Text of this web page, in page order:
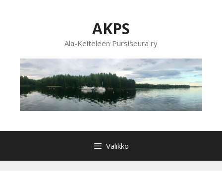
AKPS
Ala-Keiteleen Pursiseura ry
Valikko